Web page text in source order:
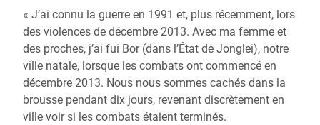
« J’ai connu la guerre en 1991 et, plus récemment, lors
des violences de décembre 2013. Avec ma femme et
des proches, j’ai fui Bor (dans l’État de Jonglei), notre
ville natale, lorsque les combats ont commencé en
décembre 2013. Nous nous sommes cachés dans la
brousse pendant dix jours, revenant discrètement en
ville voir si les combats étaient terminés.